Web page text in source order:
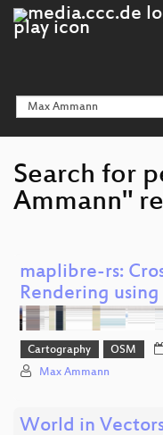
Search for
Ammann"
maplibre-rs:
Rendering using
Cartography OSM
Max Ammann
World in